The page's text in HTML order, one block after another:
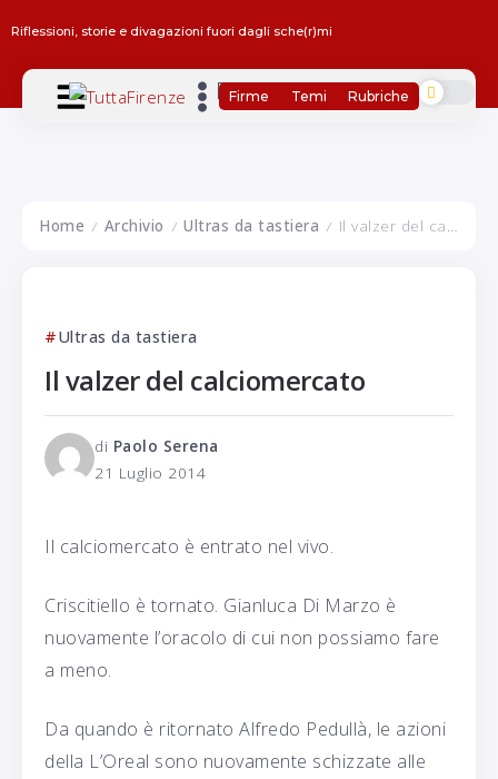
Riflessioni, storie e divagazioni fuori dagli sche(r)mi
Firme Temi Rubriche
Home / Archivio / Ultras da tastiera / Il valzer del calciomercato
Ultras da tastiera
Il valzer del calciomercato
di Paolo Serena
21 Luglio 2014
Il calciomercato è entrato nel vivo.
Criscitiello è tornato. Gianluca Di Marzo è
nuovamente l’oracolo di cui non possiamo fare
a meno.
Da quando è ritornato Alfredo Pedullà, le azioni
della L’Oreal sono nuovamente schizzate alle